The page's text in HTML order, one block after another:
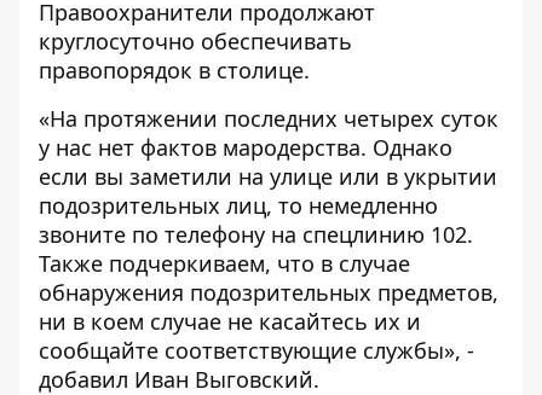
Правоохранители продолжают
круглосуточно обеспечивать
правопорядок в столице.
«На протяжении последних четырех суток
у нас нет фактов мародерства. Однако
если вы заметили на улице или в укрытии
подозрительных лиц, то немедленно
звоните по телефону на спецлинию 102.
Также подчеркиваем, что в случае
обнаружения подозрительных предметов,
ни в коем случае не касайтесь их и
сообщайте соответствующие службы», -
добавил Иван Выговский.